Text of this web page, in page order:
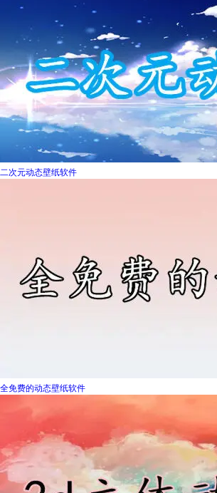
二次元动态壁纸软件
全免费的动态壁纸软件